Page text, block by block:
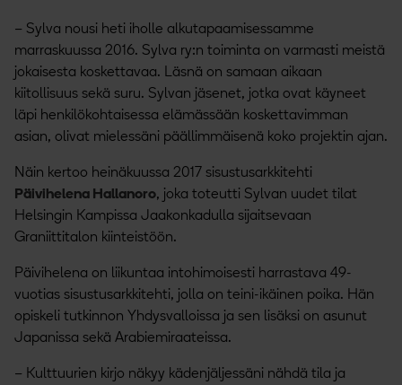
– Sylva nousi heti iholle alkutapaamisessamme
marraskuussa 2016. Sylva ry:n toiminta on varmasti meistä
jokaisesta koskettavaa. Läsnä on samaan aikaan
kiitollisuus sekä suru. Sylvan jäsenet, jotka ovat käyneet
läpi henkilökohtaisessa elämässään koskettavimman
asian, olivat mielessäni päällimmäisenä koko projektin ajan.
Näin kertoo heinäkuussa 2017 sisustusarkkitehti
Päivihelena Hallanoro, joka toteutti Sylvan uudet tilat
Helsingin Kampissa Jaakonkadulla sijaitsevaan
Graniittitalon kiinteistöön.
Päivihelena on liikuntaa intohimoisesti harrastava 49-
vuotias sisustusarkkitehti, jolla on teini-ikäinen poika. Hän
opiskeli tutkinnon Yhdysvalloissa ja sen lisäksi on asunut
Japanissa sekä Arabiemiraateissa.
– Kulttuurien kirjo näkyy kädenjäljessäni nähdä tila ja